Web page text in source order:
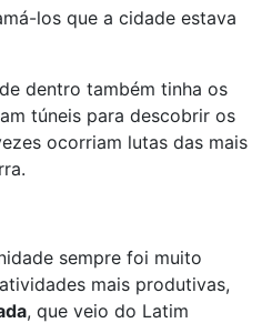
los que a cidade estava
dentro também tinha os
túneis para descobrir os
ocorriam lutas das mais
sempre foi muito
mais produtivas,
, que veio do Latim